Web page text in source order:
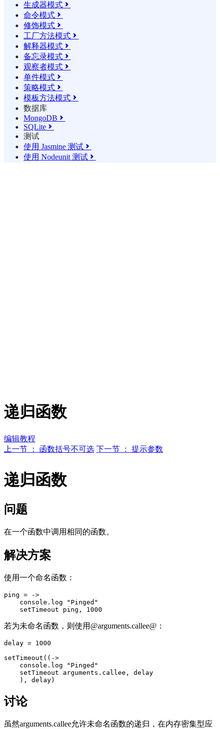
生成器模式 
命令模式 
修饰模式 
工厂方法模式 
解释器模式 
备忘录模式 
观察者模式 
单件模式 
策略模式 
模板方法模式 
数据库
MongoDB 
SQLite 
测试
使用 Jasmine 测试 
使用 Nodeunit 测试 
递归函数
编辑教程
上一节 ： 函数括号不可选 下一节 ： 提示参数
递归函数
问题
在一个函数中调用相同的函数。
解决方案
使用一个命名函数：
ping = ->
    console.log "Pinged"
若为未命名函数，则使用@arguments.callee@：
delay = 1000
setTimeout((->
    console.log "Pinged"
    setTimeout arguments.callee, delay
讨论
虽然arguments.callee允许未命名函数的递归，在内存密集型应